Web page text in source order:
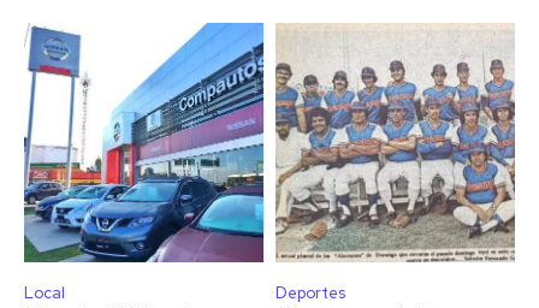
Local Deportes